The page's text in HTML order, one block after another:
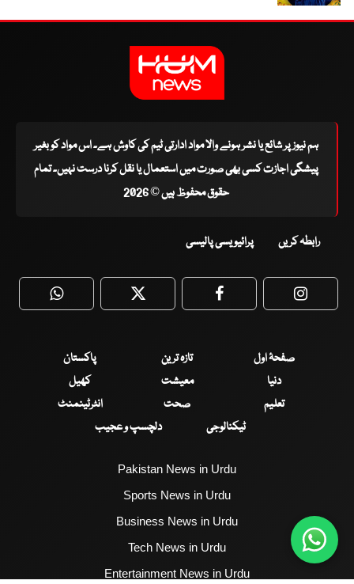
ہم نیوز پر شائع یا نشر ہونے والا مواد ادارتی ٹیم کی کاوش ہے۔ اس مواد کو بغیر
پیشگی اجازت کسی بھی صورت میں استعمال یا نقل کرنا درست نہیں۔ تمام
حقوق محفوظ ہیں © 2026
رابطہ کریں پرائیویسی پالیسی
WhatsApp Twitter Facebook
صفحۂ اول تازہ ترین
پاکستان
دنیا
معیشت
کھیل
تعلیم
صحت
انٹرٹینمنٹ
ٹیکنالوجی
دلچسپ و عجیب
Pakistan News in Urdu
Sports News in Urdu
Business News in Urdu
Tech News in Urdu
Entertainment News in Urdu